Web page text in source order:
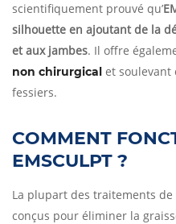
scientifiquement prouvé qu’
silhouette en ajoutant de la
et aux jambes. Il offre
non chirurgical et soulevant
fessiers.
COMMENT
EMSCULPT ?
La plupart des traitements
conçus pour éliminer la